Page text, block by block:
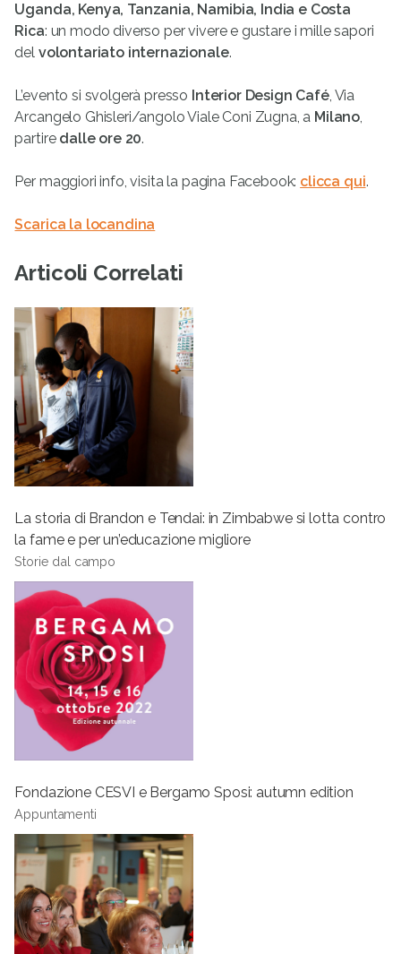
Uganda, Kenya, Tanzania, Namibia, India e Costa
Rica: un modo diverso per vivere e gustare i mille sapori
del volontariato internazionale.
L’evento si svolgerà presso Interior Design Café, Via
Arcangelo Ghisleri/angolo Viale Coni Zugna, a Milano,
partire dalle ore 20.
Per maggiori info, visita la pagina Facebook: clicca qui.
Scarica la locandina
Articoli Correlati
La storia di Brandon e Tendai: in Zimbabwe si lotta contro
la fame e per un’educazione migliore
Storie dal campo
Fondazione CESVI e Bergamo Sposi: autumn edition
Appuntamenti